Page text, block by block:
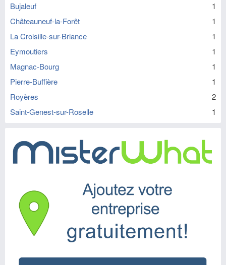
Bujaleuf
1
Châteauneuf-la-Forêt
1
La Croisille-sur-Briance
1
Eymoutiers
1
Magnac-Bourg
1
Pierre-Buffière
1
Royères
2
Saint-Genest-sur-Roselle
1